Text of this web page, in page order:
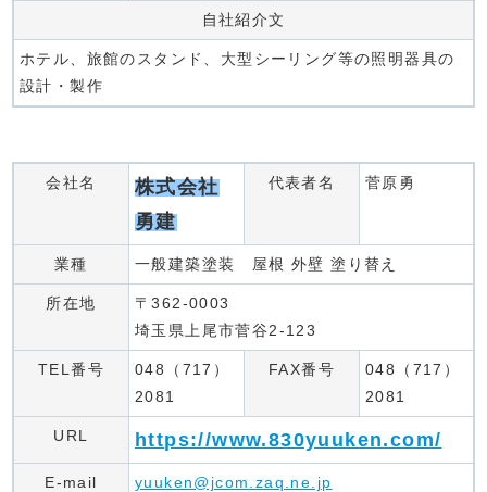
自社紹介文
ホテル、旅館のスタンド、大型シーリング等の照明器具の
設計・製作
会社名
株式会社
勇建
代表者名 菅原勇
業種 一般建築塗装 屋根 外壁 塗り替え
所在地
〒362-0003
埼玉県上尾市菅谷2-123
TEL番号
048（717）
2081
FAX番号
048（717）
2081
URL https://www.830yuuken.com/
E-mail yuuken@jcom.zaq.ne.jp